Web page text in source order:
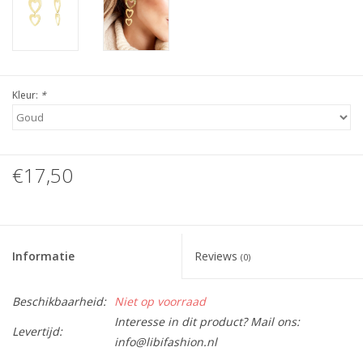
Kleur: *
€17,50
Informatie Reviews (0)
Beschikbaarheid: Niet op voorraad
Levertijd:
Interesse in dit product? Mail ons:
info@libifashion.nl